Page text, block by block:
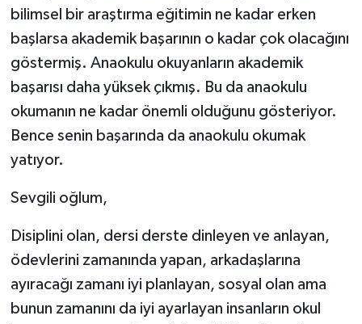
bilimsel bir araştırma eğitimin ne kadar erken
başlarsa akademik başarının o kadar çok olacağını
göstermiş. Anaokulu okuyanların akademik
başarısı daha yüksek çıkmış. Bu da anaokulu
okumanın ne kadar önemli olduğunu gösteriyor.
Bence senin başarında da anaokulu okumak
yatıyor.
Sevgili oğlum,
Disiplini olan, dersi derste dinleyen ve anlayan,
ödevlerini zamanında yapan, arkadaşlarına
ayıracağı zamanı iyi planlayan, sosyal olan ama
bunun zamanını da iyi ayarlayan insanların okul